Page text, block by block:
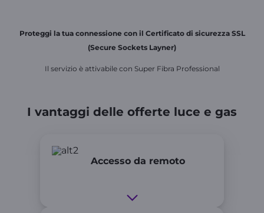
Proteggi la tua connessione con il Certificato di sicurezza SSL
(Secure Sockets Layner)
Il servizio è attivabile con Super Fibra Professional
I vantaggi delle offerte luce e gas
Accesso da remoto